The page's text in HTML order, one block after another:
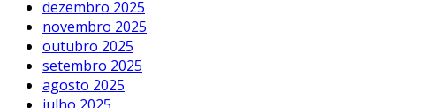
dezembro 2025
novembro 2025
outubro 2025
setembro 2025
agosto 2025